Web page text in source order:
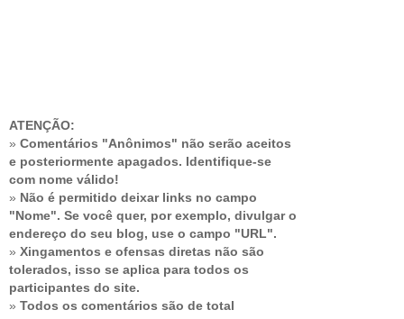
ATENÇÃO:
» Comentários "Anônimos" não serão aceitos
e posteriormente apagados. Identifique-se
com nome válido!
» Não é permitido deixar links no campo
"Nome". Se você quer, por exemplo, divulgar o
endereço do seu blog, use o campo "URL".
» Xingamentos e ofensas diretas não são
tolerados, isso se aplica para todos os
participantes do site.
» Todos os comentários são de total